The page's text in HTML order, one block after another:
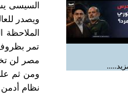
السيسى
ويصدر
الملاحظة
تمر
مصر لن
ومن ثم
نظام